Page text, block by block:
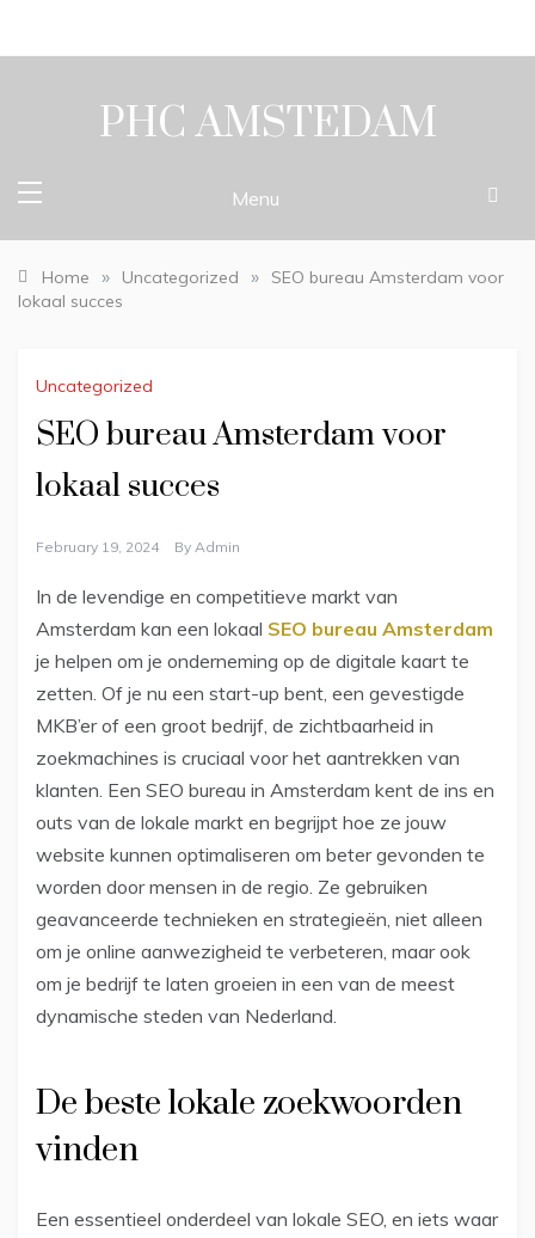
content
PHC AMSTEDAM
Menu
Home » Uncategorized »
SEO bureau Amsterdam voor
lokaal succes
Uncategorized
SEO bureau Amsterdam voor
lokaal succes
February 19, 2024 By Admin
In de levendige en competitieve markt van
Amsterdam kan een lokaal SEO bureau Amsterdam
je helpen om je onderneming op de digitale kaart te
zetten. Of je nu een start-up bent, een gevestigde
MKB’er of een groot bedrijf, de zichtbaarheid in
zoekmachines is cruciaal voor het aantrekken van
klanten. Een SEO bureau in Amsterdam kent de ins en
outs van de lokale markt en begrijpt hoe ze jouw
website kunnen optimaliseren om beter gevonden te
worden door mensen in de regio. Ze gebruiken
geavanceerde technieken en strategieën, niet alleen
om je online aanwezigheid te verbeteren, maar ook
om je bedrijf te laten groeien in een van de meest
dynamische steden van Nederland.
De beste lokale zoekwoorden
vinden
Een essentieel onderdeel van lokale SEO, en iets waar